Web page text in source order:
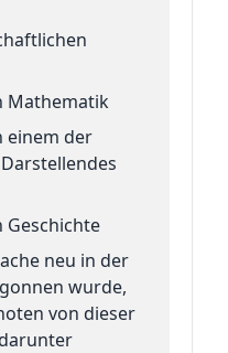
Mathematik
einem der
Geschichte
neu in der
wurde,
von dieser